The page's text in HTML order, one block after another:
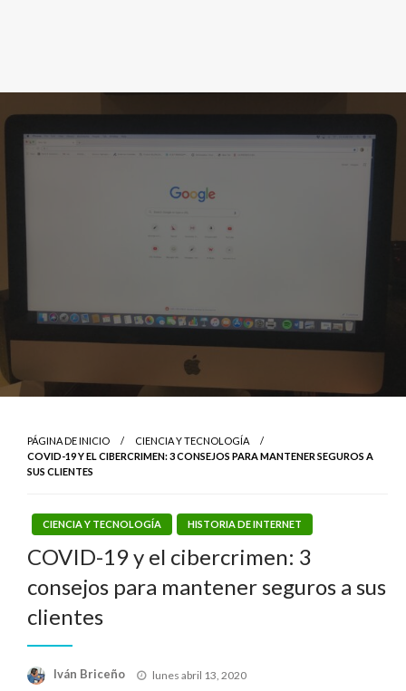
PÁGINA DE INICIO
CIENCIA Y TECNOLOGÍA
COVID-19 Y EL CIBERCRIMEN: 3 CONSEJOS PARA MANTENER SEGUROS A
SUS CLIENTES
CIENCIA Y TECNOLOGÍA HISTORIA DE INTERNET
COVID-19 y el cibercrimen: 3
consejos para mantener seguros a sus
clientes
Iván Briceño
Publicado
lunes abril 13, 2020